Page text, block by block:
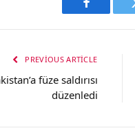
Facebook
PREVIOUS ARTICLE
füze saldırısı
düzenledi